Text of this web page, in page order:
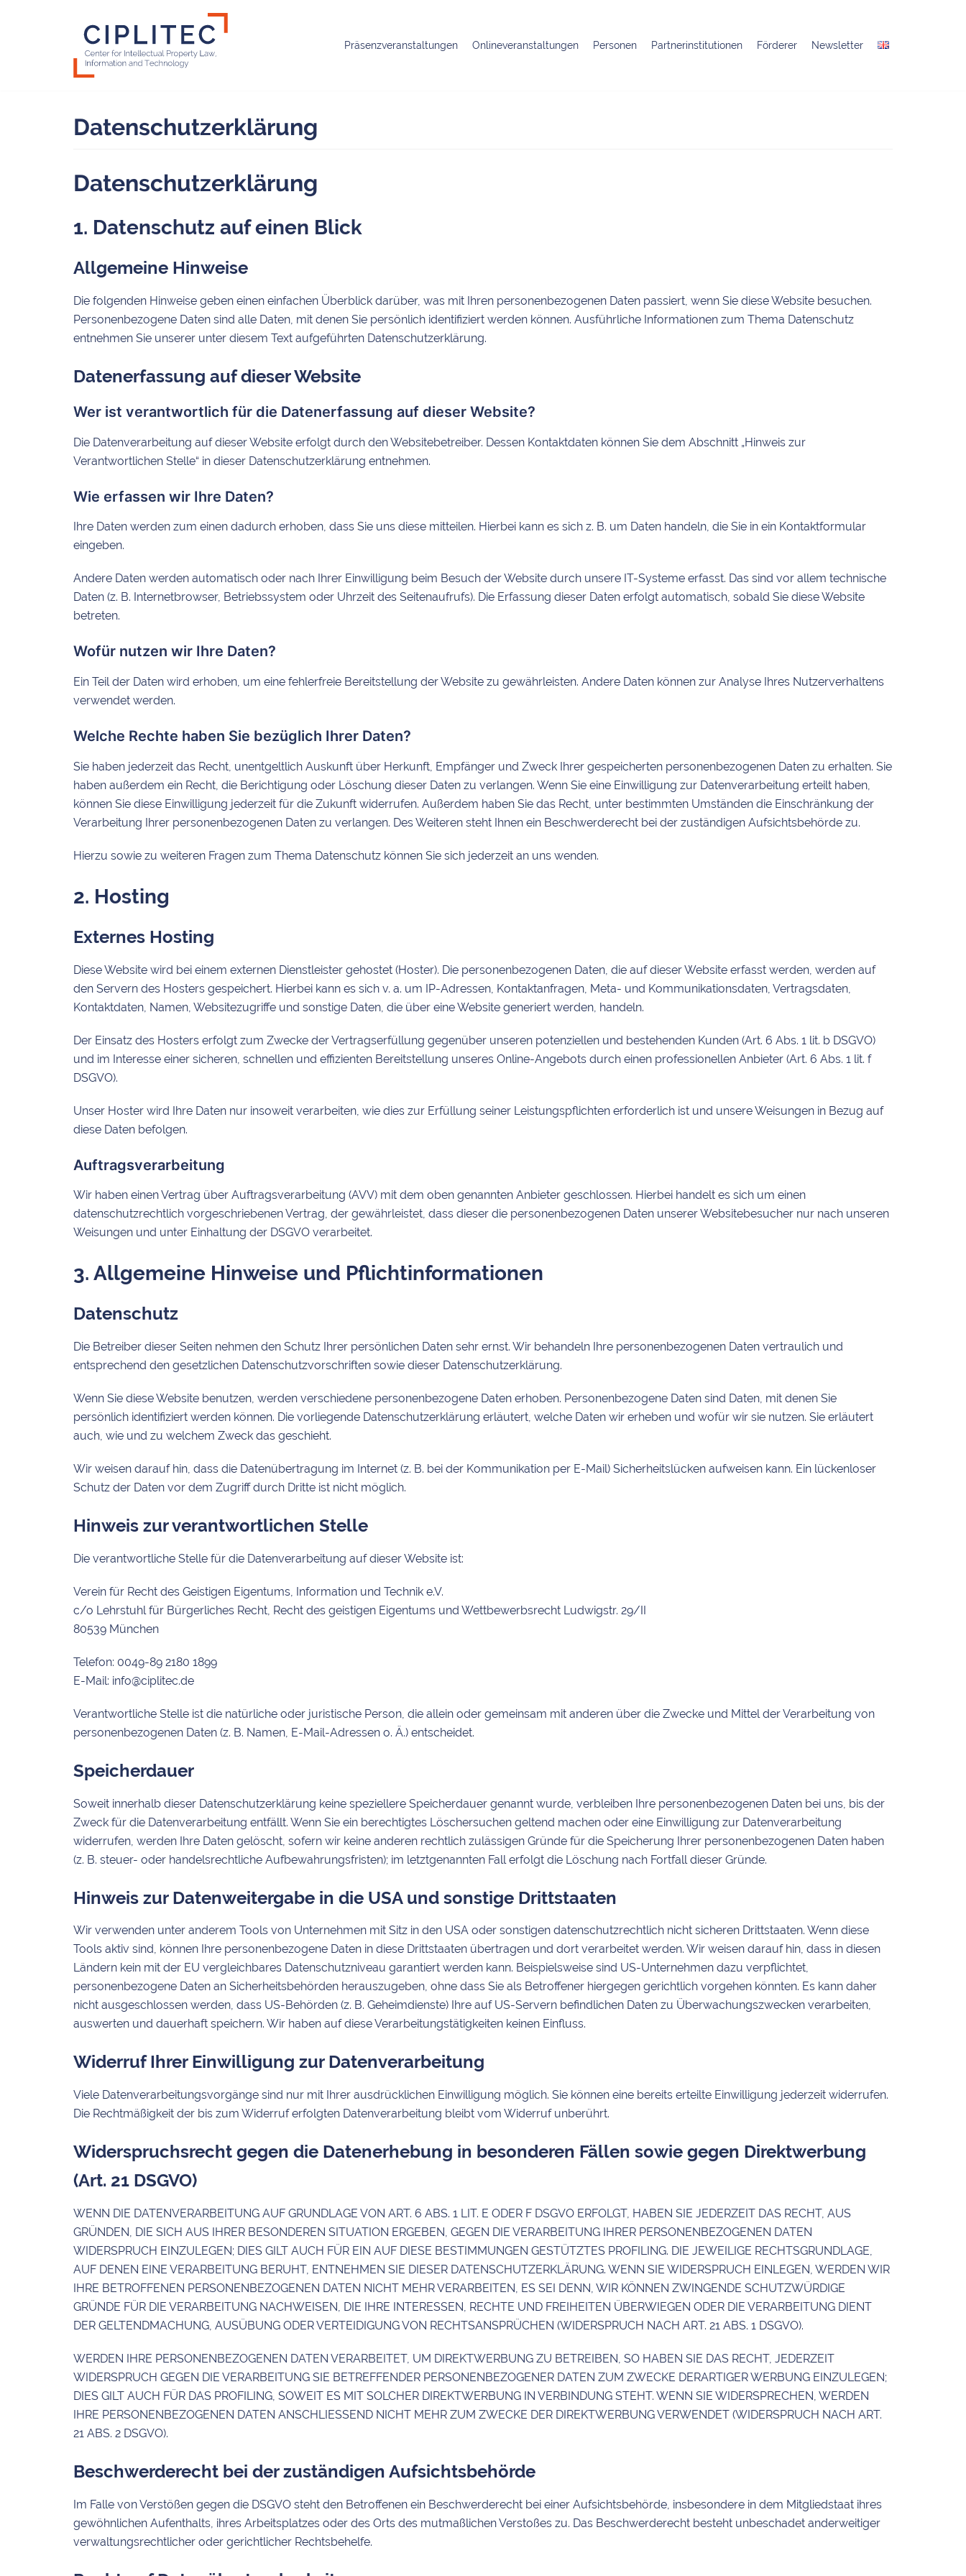
Präsenzveranstaltungen Onlineveranstaltungen Personen Partnerinstitutionen Förderer Newsletter
Datenschutzerklärung
Datenschutz­erklärung
1. Datenschutz auf einen Blick
Allgemeine Hinweise
Die folgenden Hinweise geben einen einfachen Überblick darüber, was mit Ihren personenbezogenen Daten passiert, wenn Sie diese Website besuchen.
Personenbezogene Daten sind alle Daten, mit denen Sie persönlich identifiziert werden können. Ausführliche Informationen zum Thema Datenschutz
entnehmen Sie unserer unter diesem Text aufgeführten Datenschutzerklärung.
Datenerfassung auf dieser Website
Wer ist verantwortlich für die Datenerfassung auf dieser Website?
Die Datenverarbeitung auf dieser Website erfolgt durch den Websitebetreiber. Dessen Kontaktdaten können Sie dem Abschnitt „Hinweis zur
Verantwortlichen Stelle“ in dieser Datenschutzerklärung entnehmen.
Wie erfassen wir Ihre Daten?
Ihre Daten werden zum einen dadurch erhoben, dass Sie uns diese mitteilen. Hierbei kann es sich z. B. um Daten handeln, die Sie in ein Kontaktformular
eingeben.
Andere Daten werden automatisch oder nach Ihrer Einwilligung beim Besuch der Website durch unsere IT-Systeme erfasst. Das sind vor allem technische
Daten (z. B. Internetbrowser, Betriebssystem oder Uhrzeit des Seitenaufrufs). Die Erfassung dieser Daten erfolgt automatisch, sobald Sie diese Website
betreten.
Wofür nutzen wir Ihre Daten?
Ein Teil der Daten wird erhoben, um eine fehlerfreie Bereitstellung der Website zu gewährleisten. Andere Daten können zur Analyse Ihres Nutzerverhaltens
verwendet werden.
Welche Rechte haben Sie bezüglich Ihrer Daten?
Sie haben jederzeit das Recht, unentgeltlich Auskunft über Herkunft, Empfänger und Zweck Ihrer gespeicherten personenbezogenen Daten zu erhalten. Sie
haben außerdem ein Recht, die Berichtigung oder Löschung dieser Daten zu verlangen. Wenn Sie eine Einwilligung zur Datenverarbeitung erteilt haben,
können Sie diese Einwilligung jederzeit für die Zukunft widerrufen. Außerdem haben Sie das Recht, unter bestimmten Umständen die Einschränkung der
Verarbeitung Ihrer personenbezogenen Daten zu verlangen. Des Weiteren steht Ihnen ein Beschwerderecht bei der zuständigen Aufsichtsbehörde zu.
Hierzu sowie zu weiteren Fragen zum Thema Datenschutz können Sie sich jederzeit an uns wenden.
2. Hosting
Externes Hosting
Diese Website wird bei einem externen Dienstleister gehostet (Hoster). Die personenbezogenen Daten, die auf dieser Website erfasst werden, werden auf
den Servern des Hosters gespeichert. Hierbei kann es sich v. a. um IP-Adressen, Kontaktanfragen, Meta- und Kommunikationsdaten, Vertragsdaten,
Kontaktdaten, Namen, Websitezugriffe und sonstige Daten, die über eine Website generiert werden, handeln.
Der Einsatz des Hosters erfolgt zum Zwecke der Vertragserfüllung gegenüber unseren potenziellen und bestehenden Kunden (Art. 6 Abs. 1 lit. b DSGVO)
und im Interesse einer sicheren, schnellen und effizienten Bereitstellung unseres Online-Angebots durch einen professionellen Anbieter (Art. 6 Abs. 1 lit. f
DSGVO).
Unser Hoster wird Ihre Daten nur insoweit verarbeiten, wie dies zur Erfüllung seiner Leistungspflichten erforderlich ist und unsere Weisungen in Bezug auf
diese Daten befolgen.
Auftragsverarbeitung
Wir haben einen Vertrag über Auftragsverarbeitung (AVV) mit dem oben genannten Anbieter geschlossen. Hierbei handelt es sich um einen
datenschutzrechtlich vorgeschriebenen Vertrag, der gewährleistet, dass dieser die personenbezogenen Daten unserer Websitebesucher nur nach unseren
Weisungen und unter Einhaltung der DSGVO verarbeitet.
3. Allgemeine Hinweise und Pflicht­informationen
Datenschutz
Die Betreiber dieser Seiten nehmen den Schutz Ihrer persönlichen Daten sehr ernst. Wir behandeln Ihre personenbezogenen Daten vertraulich und
entsprechend den gesetzlichen Datenschutzvorschriften sowie dieser Datenschutzerklärung.
Wenn Sie diese Website benutzen, werden verschiedene personenbezogene Daten erhoben. Personenbezogene Daten sind Daten, mit denen Sie
persönlich identifiziert werden können. Die vorliegende Datenschutzerklärung erläutert, welche Daten wir erheben und wofür wir sie nutzen. Sie erläutert
auch, wie und zu welchem Zweck das geschieht.
Wir weisen darauf hin, dass die Datenübertragung im Internet (z. B. bei der Kommunikation per E-Mail) Sicherheitslücken aufweisen kann. Ein lückenloser
Schutz der Daten vor dem Zugriff durch Dritte ist nicht möglich.
Hinweis zur verantwortlichen Stelle
Die verantwortliche Stelle für die Datenverarbeitung auf dieser Website ist:
Verein für Recht des Geistigen Eigentums, Information und Technik e.V.
c/o Lehrstuhl für Bürgerliches Recht, Recht des geistigen Eigentums und Wettbewerbsrecht Ludwigstr. 29/II
80539 München
Telefon: 0049-89 2180 1899
E-Mail: info@ciplitec.de
Verantwortliche Stelle ist die natürliche oder juristische Person, die allein oder gemeinsam mit anderen über die Zwecke und Mittel der Verarbeitung von
personenbezogenen Daten (z. B. Namen, E-Mail-Adressen o. Ä.) entscheidet.
Speicherdauer
Soweit innerhalb dieser Datenschutzerklärung keine speziellere Speicherdauer genannt wurde, verbleiben Ihre personenbezogenen Daten bei uns, bis der
Zweck für die Datenverarbeitung entfällt. Wenn Sie ein berechtigtes Löschersuchen geltend machen oder eine Einwilligung zur Datenverarbeitung
widerrufen, werden Ihre Daten gelöscht, sofern wir keine anderen rechtlich zulässigen Gründe für die Speicherung Ihrer personenbezogenen Daten haben
(z. B. steuer- oder handelsrechtliche Aufbewahrungsfristen); im letztgenannten Fall erfolgt die Löschung nach Fortfall dieser Gründe.
Hinweis zur Datenweitergabe in die USA und sonstige Drittstaaten
Wir verwenden unter anderem Tools von Unternehmen mit Sitz in den USA oder sonstigen datenschutzrechtlich nicht sicheren Drittstaaten. Wenn diese
Tools aktiv sind, können Ihre personenbezogene Daten in diese Drittstaaten übertragen und dort verarbeitet werden. Wir weisen darauf hin, dass in diesen
Ländern kein mit der EU vergleichbares Datenschutzniveau garantiert werden kann. Beispielsweise sind US-Unternehmen dazu verpflichtet,
personenbezogene Daten an Sicherheitsbehörden herauszugeben, ohne dass Sie als Betroffener hiergegen gerichtlich vorgehen könnten. Es kann daher
nicht ausgeschlossen werden, dass US-Behörden (z. B. Geheimdienste) Ihre auf US-Servern befindlichen Daten zu Überwachungszwecken verarbeiten,
auswerten und dauerhaft speichern. Wir haben auf diese Verarbeitungstätigkeiten keinen Einfluss.
Widerruf Ihrer Einwilligung zur Datenverarbeitung
Viele Datenverarbeitungsvorgänge sind nur mit Ihrer ausdrücklichen Einwilligung möglich. Sie können eine bereits erteilte Einwilligung jederzeit widerrufen.
Die Rechtmäßigkeit der bis zum Widerruf erfolgten Datenverarbeitung bleibt vom Widerruf unberührt.
Widerspruchsrecht gegen die Datenerhebung in besonderen Fällen sowie gegen Direktwerbung
(Art. 21 DSGVO)
WENN DIE DATENVERARBEITUNG AUF GRUNDLAGE VON ART. 6 ABS. 1 LIT. E ODER F DSGVO ERFOLGT, HABEN SIE JEDERZEIT DAS RECHT, AUS
GRÜNDEN, DIE SICH AUS IHRER BESONDEREN SITUATION ERGEBEN, GEGEN DIE VERARBEITUNG IHRER PERSONENBEZOGENEN DATEN
WIDERSPRUCH EINZULEGEN; DIES GILT AUCH FÜR EIN AUF DIESE BESTIMMUNGEN GESTÜTZTES PROFILING. DIE JEWEILIGE RECHTSGRUNDLAGE,
AUF DENEN EINE VERARBEITUNG BERUHT, ENTNEHMEN SIE DIESER DATENSCHUTZERKLÄRUNG. WENN SIE WIDERSPRUCH EINLEGEN, WERDEN WIR
IHRE BETROFFENEN PERSONENBEZOGENEN DATEN NICHT MEHR VERARBEITEN, ES SEI DENN, WIR KÖNNEN ZWINGENDE SCHUTZWÜRDIGE
GRÜNDE FÜR DIE VERARBEITUNG NACHWEISEN, DIE IHRE INTERESSEN, RECHTE UND FREIHEITEN ÜBERWIEGEN ODER DIE VERARBEITUNG DIENT
DER GELTENDMACHUNG, AUSÜBUNG ODER VERTEIDIGUNG VON RECHTSANSPRÜCHEN (WIDERSPRUCH NACH ART. 21 ABS. 1 DSGVO).
WERDEN IHRE PERSONENBEZOGENEN DATEN VERARBEITET, UM DIREKTWERBUNG ZU BETREIBEN, SO HABEN SIE DAS RECHT, JEDERZEIT
WIDERSPRUCH GEGEN DIE VERARBEITUNG SIE BETREFFENDER PERSONENBEZOGENER DATEN ZUM ZWECKE DERARTIGER WERBUNG EINZULEGEN;
DIES GILT AUCH FÜR DAS PROFILING, SOWEIT ES MIT SOLCHER DIREKTWERBUNG IN VERBINDUNG STEHT. WENN SIE WIDERSPRECHEN, WERDEN
IHRE PERSONENBEZOGENEN DATEN ANSCHLIESSEND NICHT MEHR ZUM ZWECKE DER DIREKTWERBUNG VERWENDET (WIDERSPRUCH NACH ART.
21 ABS. 2 DSGVO).
Beschwerde­recht bei der zuständigen Aufsichts­behörde
Im Falle von Verstößen gegen die DSGVO steht den Betroffenen ein Beschwerderecht bei einer Aufsichtsbehörde, insbesondere in dem Mitgliedstaat ihres
gewöhnlichen Aufenthalts, ihres Arbeitsplatzes oder des Orts des mutmaßlichen Verstoßes zu. Das Beschwerderecht besteht unbeschadet anderweitiger
verwaltungsrechtlicher oder gerichtlicher Rechtsbehelfe.